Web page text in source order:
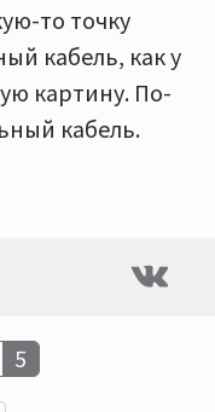
то точку
кабель, как у
картину. По-
кабель.
5